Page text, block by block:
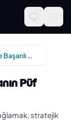
Google Ads İle Başarılı Olmanın Püf Noktaları
Püf
stratejik